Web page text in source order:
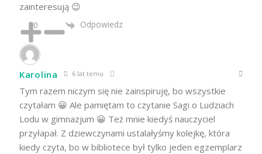
zainteresują 😉
0 Odpowiedz
Karolina 6 lat temu
Tym razem niczym się nie zainspiruję, bo wszystkie
czytałam 😀 Ale pamiętam to czytanie Sagi o Ludziach
Lodu w gimnazjum 😀 Też mnie kiedyś nauczyciel
przyłapał. Z dziewczynami ustalałyśmy kolejkę, która
kiedy czyta, bo w bibliotece był tylko jeden egzemplarz